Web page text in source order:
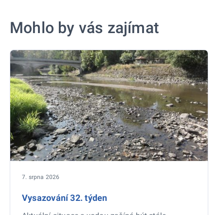
Mohlo by vás zajímat
7. srpna 2026
Vysazování 32. týden